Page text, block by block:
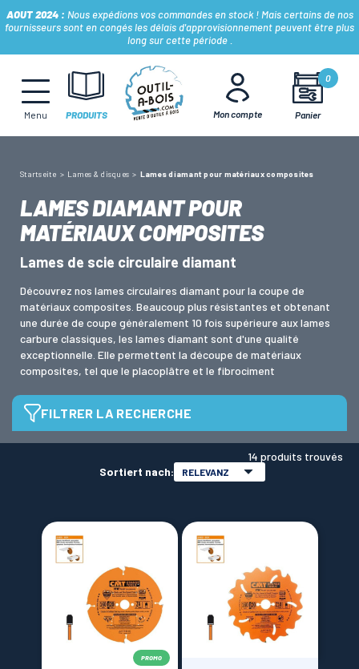
AOUT 2024 : Nous expédions vos commandes en stock ! Mais certains de nos
fournisseurs sont en congés les délais d'approvisionnement peuvent être plus
long sur cette période .
Menu PRODUITS Mon compte Panier
0
MÈCHES, FRAISES & FORETS
LAMES & DISQUES
CONSOMMABLES
OUTILS À MAIN
OUTILS DE TOUPIE
Startseite Lames & disques Lames diamant pour matériaux composites
LAMES DIAMANT POUR
MATÉRIAUX COMPOSITES
Lames de scie circulaire diamant
Découvrez nos lames circulaires diamant pour la coupe de
matériaux composites. Beaucoup plus résistantes et obtenant
une durée de coupe généralement 10 fois supérieure aux lames
carbure classiques, les lames diamant sont d'une qualité
exceptionnelle. Elle permettent la découpe de matériaux
composites, tel que le placoplâtre et le fibrociment
FILTRER LA RECHERCHE
Diamètre de lame
alésage de lame
CMT Orange tools(12)
14 produits trouvés
Sortiert nach:
RELEVANZ
PROMO